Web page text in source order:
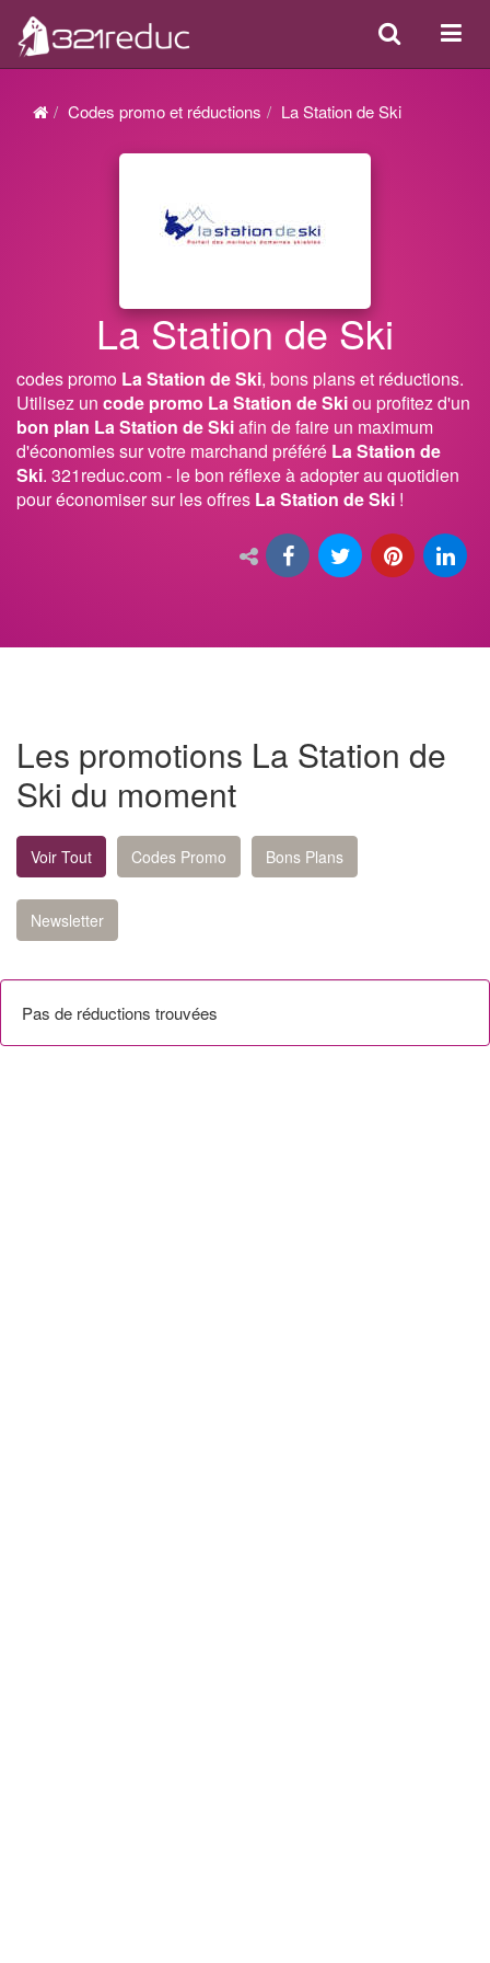
ou
Search
Codes promo et réductions La Station de Ski
La Station de Ski
codes promo La Station de Ski, bons plans et réductions.
Utilisez un code promo La Station de Skiou profitez d'un
bon plan La Station de Skiafin de faire un maximum
d'économies sur votre marchand préféré La Station de
Ski. 321reduc.com - le bon réflexe à adopter au quotidien
pour économiser sur les offres La Station de Ski !
Les promotions La Station de
Ski du moment
Voir Tout Codes Promo Bons Plans
Newsletter
Pas de réductions trouvées